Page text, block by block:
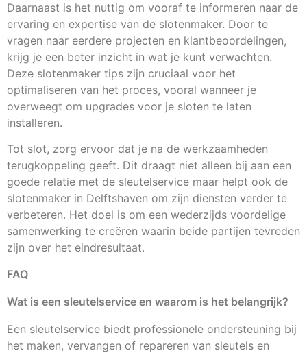
Daarnaast is het nuttig om vooraf te informeren naar de
ervaring en expertise van de slotenmaker. Door te
vragen naar eerdere projecten en klantbeoordelingen,
krijg je een beter inzicht in wat je kunt verwachten.
Deze slotenmaker tips zijn cruciaal voor het
optimaliseren van het proces, vooral wanneer je
overweegt om upgrades voor je sloten te laten
installeren.
Tot slot, zorg ervoor dat je na de werkzaamheden
terugkoppeling geeft. Dit draagt niet alleen bij aan een
goede relatie met de sleutelservice maar helpt ook de
slotenmaker in Delftshaven om zijn diensten verder te
verbeteren. Het doel is om een wederzijds voordelige
samenwerking te creëren waarin beide partijen tevreden
zijn over het eindresultaat.
FAQ
Wat is een sleutelservice en waarom is het belangrijk?
Een sleutelservice biedt professionele ondersteuning bij
het maken, vervangen of repareren van sleutels en